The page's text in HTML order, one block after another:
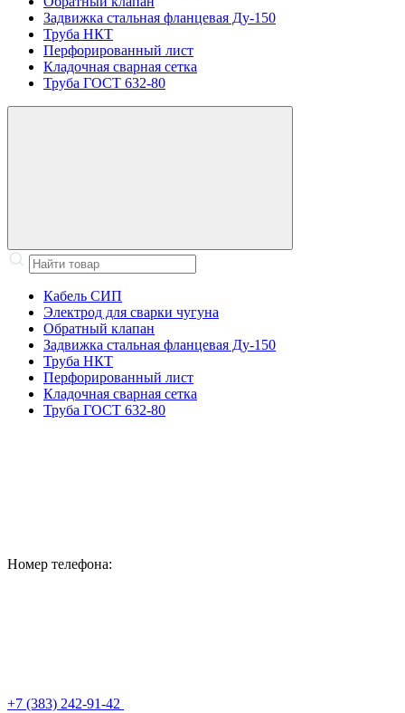
Задвижка стальная фланцевая Ду-150
Труба НКТ
Перфорированный лист
Кладочная сварная сетка
Труба ГОСТ 632-80
Кабель СИП
Электрод для сварки чугуна
Обратный клапан
Задвижка стальная фланцевая Ду-150
Труба НКТ
Перфорированный лист
Кладочная сварная сетка
Труба ГОСТ 632-80
Номер телефона:
+7 (383) 242-91-42